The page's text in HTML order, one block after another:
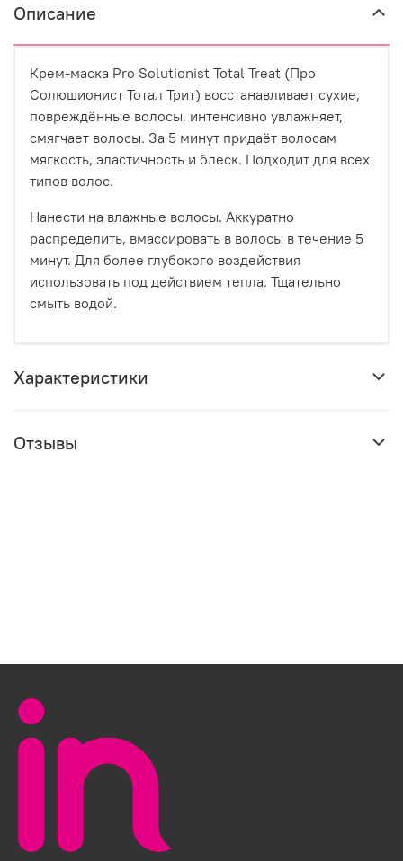
Описание
Крем-маска Pro Solutionist Total Treat (Про
Солюшионист Тотал Трит) восстанавливает сухие,
повреждённые волосы, интенсивно увлажняет,
смягчает волосы. За 5 минут придаёт волосам
мягкость, эластичность и блеск. Подходит для всех
типов волос.
Нанести на влажные волосы. Аккуратно
распределить, вмассировать в волосы в течение 5
минут. Для более глубокого воздействия
использовать под действием тепла. Тщательно
смыть водой.
Характеристики
Отзывы